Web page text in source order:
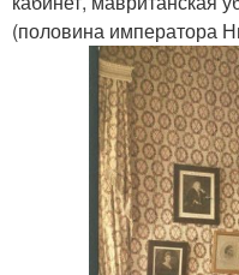
(половина императора